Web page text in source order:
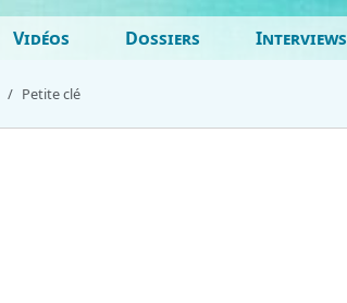
Vidéos Dossiers Interviews
Petite clé